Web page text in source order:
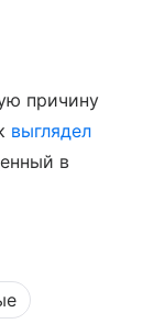
причину
выглядел
в